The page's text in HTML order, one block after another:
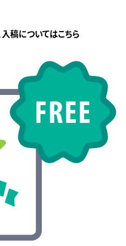
稿についてはこちら